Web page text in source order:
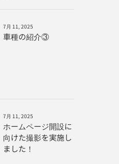
7月 11, 2025
車種の紹介③
7月 11, 2025
ホームページ開設に
向けた撮影を実施し
ました！